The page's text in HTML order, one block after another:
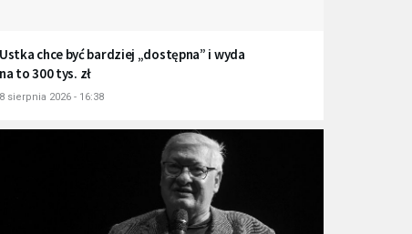
Ustka chce być bardziej „dostępna” i wyda
na to 300 tys. zł
8 sierpnia 2026 - 16:38